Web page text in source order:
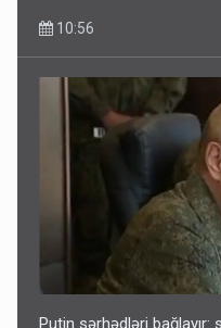
10:56
Putin sərhədləri bağlayır: